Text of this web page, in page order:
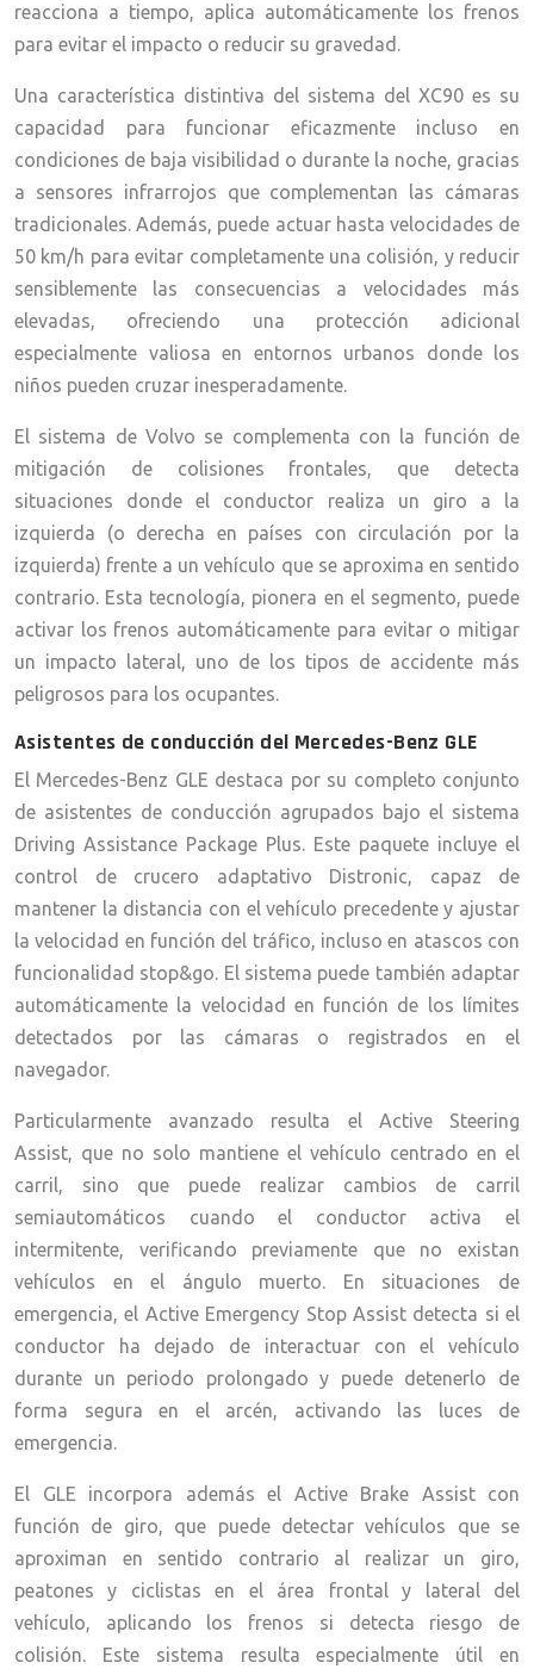
reacciona a tiempo, aplica automáticamente los frenos
para evitar el impacto o reducir su gravedad.
Una característica distintiva del sistema del XC90 es su
capacidad para funcionar eficazmente incluso en
condiciones de baja visibilidad o durante la noche, gracias
a sensores infrarrojos que complementan las cámaras
tradicionales. Además, puede actuar hasta velocidades de
50 km/h para evitar completamente una colisión, y reducir
sensiblemente las consecuencias a velocidades más
elevadas, ofreciendo una protección adicional
especialmente valiosa en entornos urbanos donde los
niños pueden cruzar inesperadamente.
El sistema de Volvo se complementa con la función de
mitigación de colisiones frontales, que detecta
situaciones donde el conductor realiza un giro a la
izquierda (o derecha en países con circulación por la
izquierda) frente a un vehículo que se aproxima en sentido
contrario. Esta tecnología, pionera en el segmento, puede
activar los frenos automáticamente para evitar o mitigar
un impacto lateral, uno de los tipos de accidente más
peligrosos para los ocupantes.
Asistentes de conducción del Mercedes-Benz GLE
El Mercedes-Benz GLE destaca por su completo conjunto
de asistentes de conducción agrupados bajo el sistema
Driving Assistance Package Plus. Este paquete incluye el
control de crucero adaptativo Distronic, capaz de
mantener la distancia con el vehículo precedente y ajustar
la velocidad en función del tráfico, incluso en atascos con
funcionalidad stop&go. El sistema puede también adaptar
automáticamente la velocidad en función de los límites
detectados por las cámaras o registrados en el
navegador.
Particularmente avanzado resulta el Active Steering
Assist, que no solo mantiene el vehículo centrado en el
carril, sino que puede realizar cambios de carril
semiautomáticos cuando el conductor activa el
intermitente, verificando previamente que no existan
vehículos en el ángulo muerto. En situaciones de
emergencia, el Active Emergency Stop Assist detecta si el
conductor ha dejado de interactuar con el vehículo
durante un periodo prolongado y puede detenerlo de
forma segura en el arcén, activando las luces de
emergencia.
El GLE incorpora además el Active Brake Assist con
función de giro, que puede detectar vehículos que se
aproximan en sentido contrario al realizar un giro,
peatones y ciclistas en el área frontal y lateral del
vehículo, aplicando los frenos si detecta riesgo de
colisión. Este sistema resulta especialmente útil en